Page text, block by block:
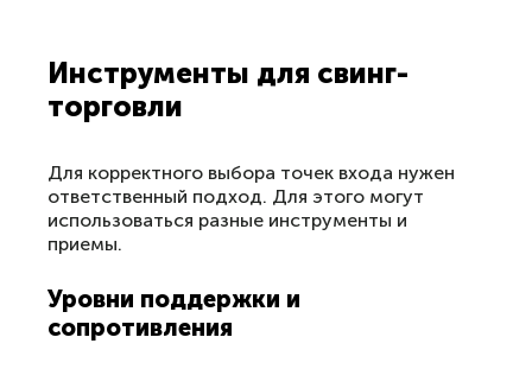
Инструменты для свинг-
торговли
Для корректного выбора точек входа нужен
ответственный подход. Для этого могут
использоваться разные инструменты и
приемы.
Уровни поддержки и
сопротивления